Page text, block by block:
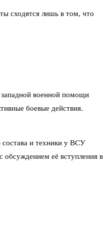
сходятся лишь в том, что
военной помощи
боевые действия.
состава и техники у ВСУ
обсуждением её вступления в